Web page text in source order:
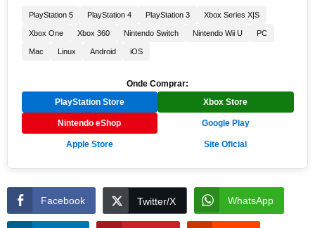
PlayStation 5 PlayStation 4 PlayStation 3 Xbox Series X|S
Xbox One Xbox 360 Nintendo Switch Nintendo Wii U PC
Mac Linux Android iOS
Onde Comprar:
PlayStation Store Xbox Store
Nintendo eShop Google Play
Apple Store Site Oficial
Facebook Twitter/X WhatsApp